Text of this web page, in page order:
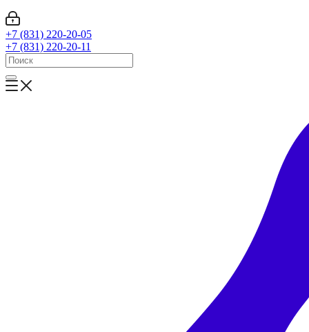
+7 (831) 220-20-05
+7 (831) 220-20-11